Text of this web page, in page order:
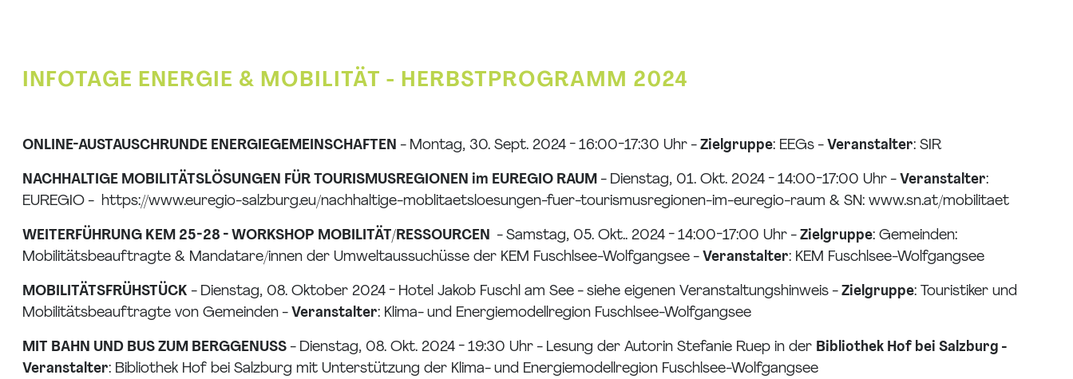
INFOTAGE ENERGIE & MOBILITÄT - HERBSTPROGRAMM 2024
ONLINE-AUSTAUSCHRUNDE ENERGIEGEMEINSCHAFTEN - Montag, 30. Sept. 2024 - 16:00-17:30 Uhr - Zielgruppe: EEGs - Veranstalter: SIR
NACHHALTIGE MOBILITÄTSLÖSUNGEN FÜR TOURISMUSREGIONEN im EUREGIO RAUM - Dienstag, 01. Okt. 2024 - 14:00-17:00 Uhr - Veranstalter:
EUREGIO - https://www.euregio-salzburg.eu/nachhaltige-moblitaetsloesungen-fuer-tourismusregionen-im-euregio-raum & SN: www.sn.at/mobilitaet
WEITERFÜHRUNG KEM 25-28 - WORKSHOP MOBILITÄT/RESSOURCEN - Samstag, 05. Okt.. 2024 - 14:00-17:00 Uhr - Zielgruppe: Gemeinden:
Mobilitätsbeauftragte & Mandatare/innen der Umweltaussuchüsse der KEM Fuschlsee-Wolfgangsee - Veranstalter: KEM Fuschlsee-Wolfgangsee
MOBILITÄTSFRÜHSTÜCK - Dienstag, 08. Oktober 2024 - Hotel Jakob Fuschl am See - siehe eigenen Veranstaltungshinweis - Zielgruppe: Touristiker und
Mobilitätsbeauftragte von Gemeinden - Veranstalter: Klima- und Energiemodellregion Fuschlsee-Wolfgangsee
MIT BAHN UND BUS ZUM BERGGENUSS - Dienstag, 08. Okt. 2024 - 19:30 Uhr - Lesung der Autorin Stefanie Ruep in der Bibliothek Hof bei Salzburg -
Veranstalter: Bibliothek Hof bei Salzburg mit Unterstützung der Klima- und Energiemodellregion Fuschlsee-Wolfgangsee